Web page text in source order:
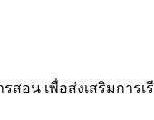
สอน เพื่อส่งเสริมการเ